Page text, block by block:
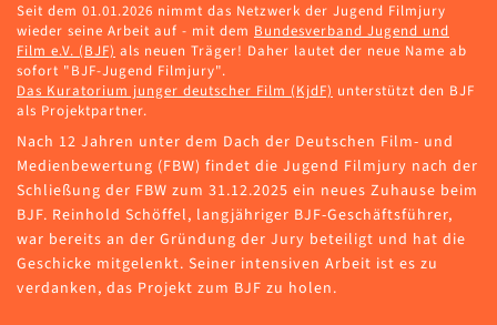
Seit dem 01.01.2026 nimmt das Netzwerk der Jugend Filmjury
wieder seine Arbeit auf - mit dem Bundesverband Jugend und
Film e.V. (BJF) als neuen Träger! Daher lautet der neue Name ab
sofort "BJF-Jugend Filmjury".
Das Kuratorium junger deutscher Film (KjdF) unterstützt den BJF
als Projektpartner.
Nach 12 Jahren unter dem Dach der Deutschen Film- und
Medienbewertung (FBW) findet die Jugend Filmjury nach der
Schließung der FBW zum 31.12.2025 ein neues Zuhause beim
BJF. Reinhold Schöffel, langjähriger BJF-Geschäftsführer,
war bereits an der Gründung der Jury beteiligt und hat die
Geschicke mitgelenkt. Seiner intensiven Arbeit ist es zu
verdanken, das Projekt zum BJF zu holen.